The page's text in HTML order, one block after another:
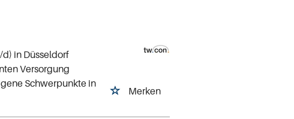
Merken
in Düsseldorf
Versorgung
Schwerpunkte in